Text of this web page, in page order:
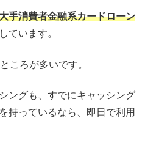
手消費者金融系カードローン
しています。
ころが多いです。
ングも、すでにキャッシング
持っているなら、即日で利用